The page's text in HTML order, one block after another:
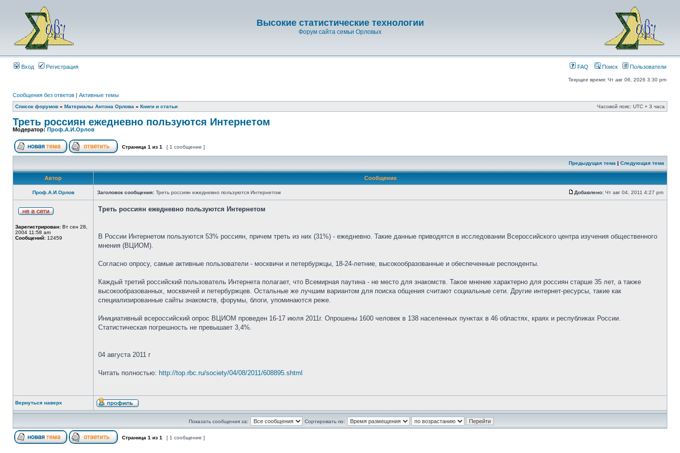
Высокие статистические технологии
Форум сайта семьи Орловых
Вход Регистрация FAQ Поиск Пользователи
Текущее время: Чт авг 06, 2026 3:30 pm
Сообщения без ответов | Активные темы
Список форумов » Материалы Антона Орлова » Книги и статьи Часовой пояс: UTC + 3 часа
Треть россиян ежедневно пользуются Интернетом
Модератор:Проф.А.И.Орлов
Страница 1 из 1 [ 1 сообщение ]
Предыдущая тема | Следующая тема
Автор Сообщение
Проф.А.И.Орлов Заголовок сообщения: Треть россиян ежедневно пользуются Интернетом Добавлено: Чт авг 04, 2011 4:27 pm
Зарегистрирован: Вт сен 28,
2004 11:58 am
Сообщений: 12459
Треть россиян ежедневно пользуются Интернетом
В России Интернетом пользуются 53% россиян, причем треть из них (31%) - ежедневно. Такие данные приводятся в исследовании Всероссийского центра изучения общественного
мнения (ВЦИОМ).
Согласно опросу, самые активные пользователи - москвичи и петербуржцы, 18-24-летние, высокообразованные и обеспеченные респонденты.
Каждый третий российский пользователь Интернета полагает, что Всемирная паутина - не место для знакомств. Такое мнение характерно для россиян старше 35 лет, а также
высокообразованных, москвичей и петербуржцев. Остальные же лучшим вариантом для поиска общения считают социальные сети. Другие интернет-ресурсы, такие как
специализированные сайты знакомств, форумы, блоги, упоминаются реже.
Инициативный всероссийский опрос ВЦИОМ проведен 16-17 июля 2011г. Опрошены 1600 человек в 138 населенных пунктах в 46 областях, краях и республиках России.
Статистическая погрешность не превышает 3,4%.
04 августа 2011 г
Читать полностью: http://top.rbc.ru/society/04/08/2011/608895.shtml
Вернуться наверх
Показать сообщения за: Сортировать по:
Страница 1 из 1 [ 1 сообщение ]